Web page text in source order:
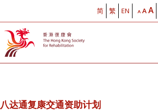
简 繁 EN A AA
八达通复康交通资助计划